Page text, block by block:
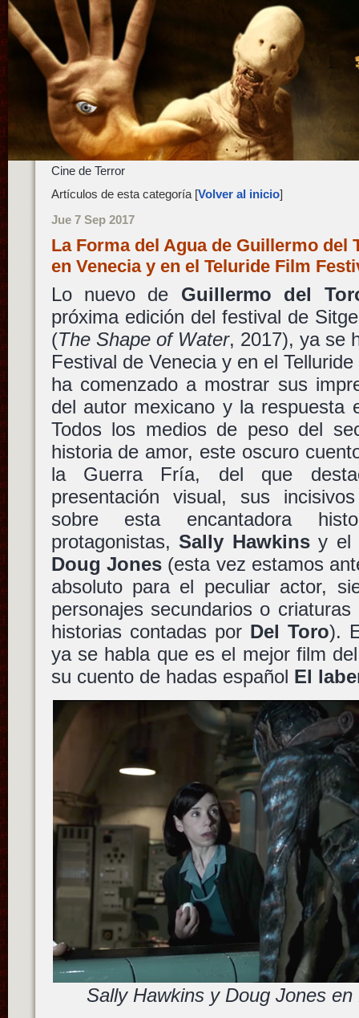
Cine de Terror
Artículos de esta categoría [Volver al inicio]
Jue 7 Sep 2017
La Forma del Agua de Guillermo del
en Venecia y en el Teluride Film
Lo nuevo de Guillermo del
próxima edición del festival de
(The Shape of Water, 2017), ya se
Festival de Venecia y en el
ha comenzado a mostrar sus
del autor mexicano y la respuesta
Todos los medios de peso del
historia de amor, este oscuro
la Guerra Fría, del que
presentación visual, sus
sobre esta encantadora
protagonistas,Sally Hawkinsy el
Doug Jones(esta vez estamos
absoluto para el peculiar actor,
personajes secundarios o
historias contadas por Del Toro).
ya se habla que es el mejor film
su cuento de hadas español El
Sally Hawkins y Doug Jones